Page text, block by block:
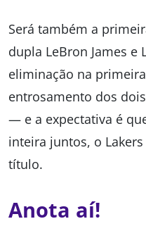
Será também a
dupla LeBron James e
eliminação na
entrosamento dos
— e a expectativa é
inteira juntos, o
título.
Anota aí!